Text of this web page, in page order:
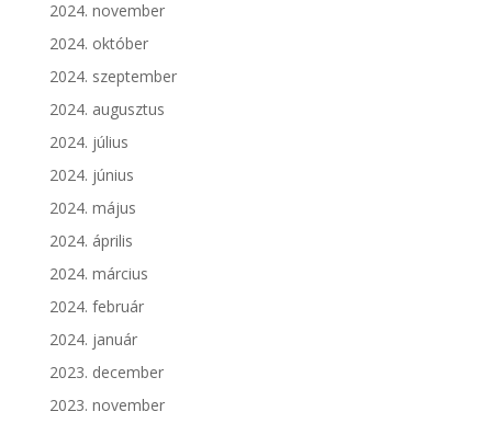
2024. november
2024. október
2024. szeptember
2024. augusztus
2024. július
2024. június
2024. május
2024. április
2024. március
2024. február
2024. január
2023. december
2023. november